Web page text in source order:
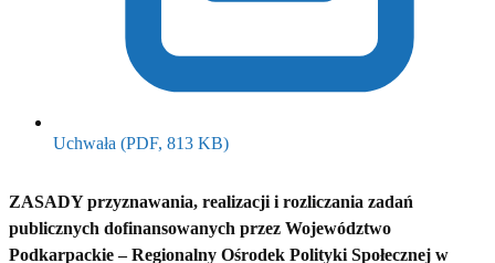
Uchwała (PDF, 813 KB)(otwiera się w nowym oknie)
ZASADY przyznawania, realizacji i rozliczania zadań
publicznych dofinansowanych przez Województwo
Podkarpackie – Regionalny Ośrodek Polityki Społecznej w